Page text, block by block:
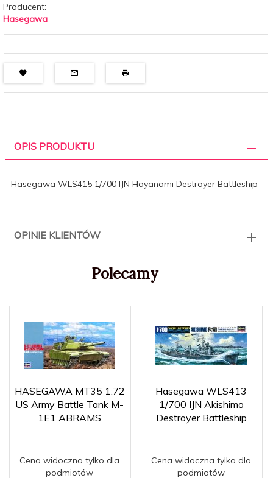
Producent:
Hasegawa
OPIS PRODUKTU
Hasegawa WLS415 1/700 IJN Hayanami Destroyer Battleship
OPINIE KLIENTÓW
Polecamy
HASEGAWA MT35 1:72
US Army Battle Tank M-
1E1 ABRAMS
Cena widoczna tylko dla
podmiotów
Hasegawa WLS413
1/700 IJN Akishimo
Destroyer Battleship
Cena widoczna tylko dla
podmiotów